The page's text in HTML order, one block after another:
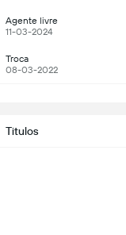
Agente livre
11-03-2024
Troca
08-03-2022
Titulos